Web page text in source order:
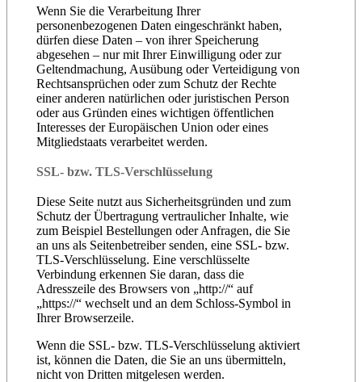
Wenn Sie die Verarbeitung Ihrer
personenbezogenen Daten eingeschränkt haben,
dürfen diese Daten – von ihrer Speicherung
abgesehen – nur mit Ihrer Einwilligung oder zur
Geltendmachung, Ausübung oder Verteidigung von
Rechtsansprüchen oder zum Schutz der Rechte
einer anderen natürlichen oder juristischen Person
oder aus Gründen eines wichtigen öffentlichen
Interesses der Europäischen Union oder eines
Mitgliedstaats verarbeitet werden.
SSL- bzw. TLS-Verschlüsselung
Diese Seite nutzt aus Sicherheitsgründen und zum
Schutz der Übertragung vertraulicher Inhalte, wie
zum Beispiel Bestellungen oder Anfragen, die Sie
an uns als Seitenbetreiber senden, eine SSL- bzw.
TLS-Verschlüsselung. Eine verschlüsselte
Verbindung erkennen Sie daran, dass die
Adresszeile des Browsers von „http://“ auf
„https://“ wechselt und an dem Schloss-Symbol in
Ihrer Browserzeile.
Wenn die SSL- bzw. TLS-Verschlüsselung aktiviert
ist, können die Daten, die Sie an uns übermitteln,
nicht von Dritten mitgelesen werden.